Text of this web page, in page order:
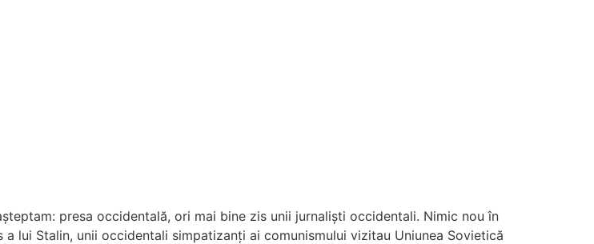
presa occidentală, ori mai bine zis unii jurnaliști occidentali. Nimic nou în
lui Stalin, unii occidentali simpatizanți ai comunismului vizitau Uniunea Sovietică